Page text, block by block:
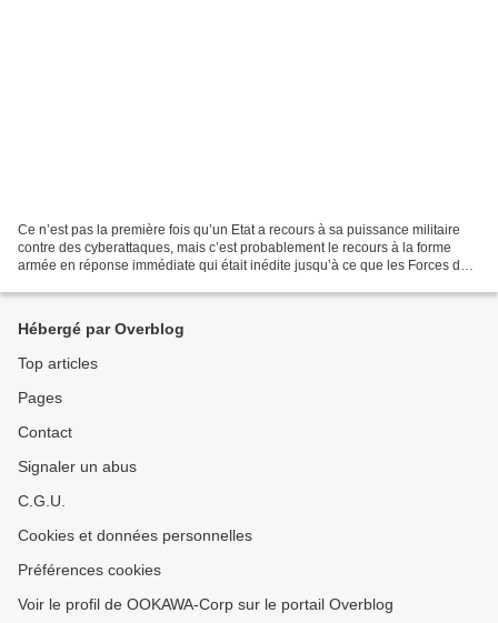
Ce n’est pas la première fois qu’un Etat a recours à sa puissance militaire
contre des cyberattaques, mais c’est probablement le recours à la forme
armée en réponse immédiate qui était inédite jusqu’à ce que les Forces de
Hébergé par Overblog
Top articles
Pages
Contact
Signaler un abus
C.G.U.
Cookies et données personnelles
Préférences cookies
Voir le profil de OOKAWA-Corp sur le portail Overblog